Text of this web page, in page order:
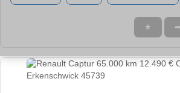
★ ➦